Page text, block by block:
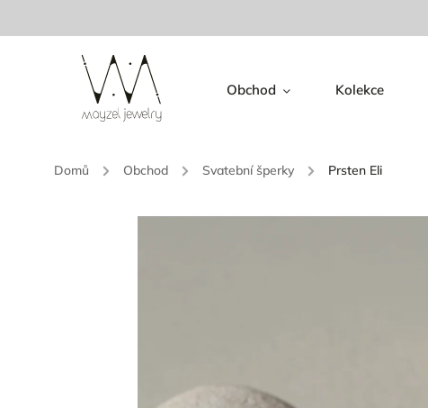
Obchod Kolekce
Domů / Obchod / Svatební šperky / Prsten Eli